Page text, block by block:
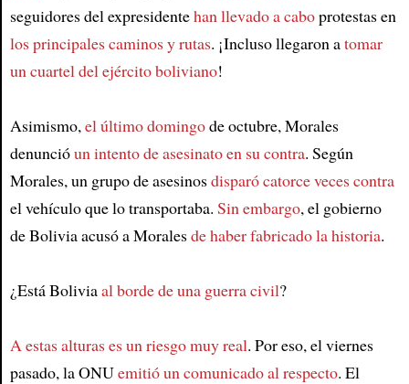
Article
seguidores del expresidentehan llevado a caboprotestas en
los principales caminos y rutas. ¡Incluso llegaron atomar
un cuartel del ejército boliviano!
Asimismo,el último domingode octubre, Morales
denuncióun intento de asesinato en su contra. Según
Morales, un grupo de asesinosdisparó catorce veces contra
el vehículo que lo transportaba. Sin embargo, el gobierno
de Bolivia acusó a Moralesde haber fabricado la historia.
¿Está Boliviaal borde de una guerra civil?
A estas alturas es un riesgo muy real. Por eso, el viernes
pasado, la ONUemitió un comunicado al respecto. El